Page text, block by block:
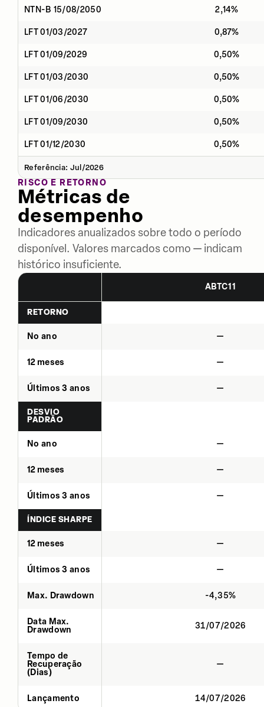
NTN-B 15/08/2050 2,14%
LFT 01/03/2027 0,87%
LFT 01/09/2029 0,50%
LFT 01/03/2030 0,50%
LFT 01/06/2030 0,50%
LFT 01/09/2030 0,50%
LFT 01/12/2030 0,50%
Referência: Jul/2026
RISCO E RETORNO
Métricas de
desempenho
Indicadores anualizados sobre todo o período
disponível. Valores marcados como — indicam
histórico insuficiente.
ABTC11
RETORNO
No ano —
12 meses —
Últimos 3 anos —
DESVIO
PADRÃO
No ano —
12 meses —
Últimos 3 anos —
ÍNDICE SHARPE
12 meses —
Últimos 3 anos —
Max. Drawdown -4,35%
Data Max.
Drawdown
31/07/2026
Tempo de
Recuperação
(Dias)
—
Lançamento 14/07/2026